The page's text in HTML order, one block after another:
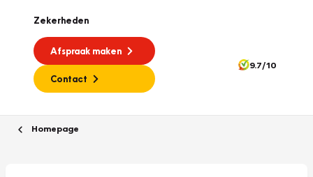
Zekerheden
Afspraak maken
Contact
9.7/10
Homepage